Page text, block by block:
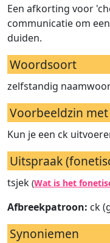
Een afkorting voor
communicatie om
duiden.
Woordsoort
zelfstandig
Voorbeeldzin met
Kun je een ck
Uitspraak
tsjek (Wat is het
Afbreekpatroon: ck
Synoniemen